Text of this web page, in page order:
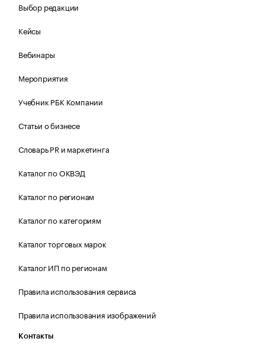
Выбор редакции
Кейсы
Вебинары
Мероприятия
Учебник РБК Компании
Статьи о бизнесе
Словарь PR и маркетинга
Каталог по ОКВЭД
Каталог по регионам
Каталог по категориям
Каталог торговых марок
Каталог ИП по регионам
Правила использования сервиса
Правила использования изображений
Контакты